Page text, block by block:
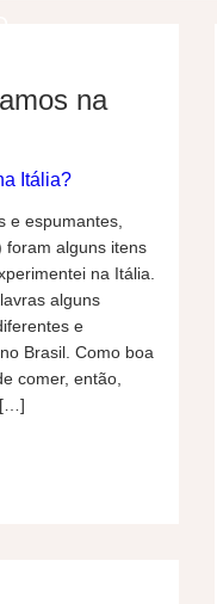
na
e espumantes,
foram alguns itens
na Itália.
alguns
e
Brasil. Como boa
comer, então,
[…]